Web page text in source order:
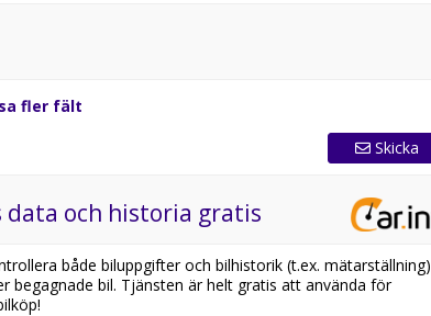
fler fält
Skicka
och historia gratis
både biluppgifter och bilhistorik (t.ex. mätarställning)
begagnade bil. Tjänsten är helt gratis att använda för